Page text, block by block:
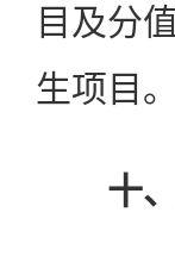
目及分
生项目。
十